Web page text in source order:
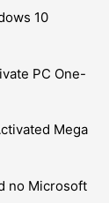
10
PC One-
Mega
no Microsoft